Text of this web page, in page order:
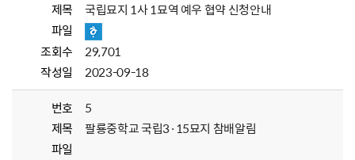
제목
국립묘지 1사 1묘역 예우 협약 신청안내
파일
조회수
29,701
작성일
2023-09-18
번호
5
제목
팔룡중학교 국립3·15묘지 참배알림
파일